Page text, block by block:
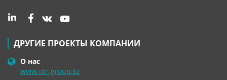
ДРУГИЕ ПРОЕКТЫ КОМПАНИИ
О нас
www.otr-group.kz